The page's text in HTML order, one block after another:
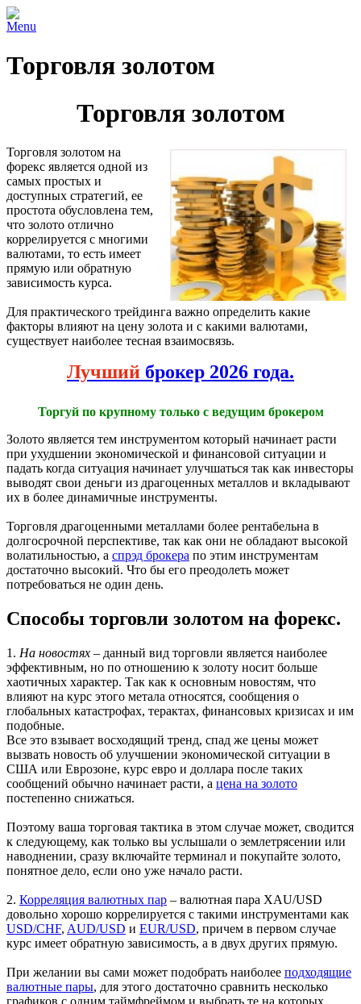
Menu
Торговля золотом
Торговля золотом
Торговля золотом на
форекс является одной из
самых простых и
доступных стратегий, ее
простота обусловлена тем,
что золото отлично
коррелируется с многими
валютами, то есть имеет
прямую или обратную
зависимость курса.
Для практического трейдинга важно определить какие
факторы влияют на цену золота и с какими валютами,
существует наиболее тесная взаимосвязь.
Лучший брокер 2026 года.
Торгуй по крупному только с ведущим брокером
Золото является тем инструментом который начинает расти
при ухудшении экономической и финансовой ситуации и
падать когда ситуация начинает улучшаться так как инвесторы
выводят свои деньги из драгоценных металлов и вкладывают
их в более динамичные инструменты.
Торговля драгоценными металлами более рентабельна в
долгосрочной перспективе, так как они не обладают высокой
волатильностью, а спрэд брокера по этим инструментам
достаточно высокий. Что бы его преодолеть может
потребоваться не один день.
Способы торговли золотом на форекс.
1. На новостях – данный вид торговли является наиболее
эффективным, но по отношению к золоту носит больше
хаотичных характер. Так как к основным новостям, что
влияют на курс этого метала относятся, сообщения о
глобальных катастрофах, терактах, финансовых кризисах и им
подобные.
Все это взывает восходящий тренд, спад же цены может
вызвать новость об улучшении экономической ситуации в
США или Еврозоне, курс евро и доллара после таких
сообщений обычно начинает расти, а цена на золото
постепенно снижаться.
Поэтому ваша торговая тактика в этом случае может, сводится
к следующему, как только вы услышали о землетрясении или
наводнении, сразу включайте терминал и покупайте золото,
понятное дело, если оно уже начало расти.
2. Корреляция валютных пар – валютная пара XAU/USD
довольно хорошо коррелируется с такими инструментами как
USD/CHF, AUD/USD и EUR/USD, причем в первом случае
курс имеет обратную зависимость, а в двух других прямую.
При желании вы сами может подобрать наиболее подходящие
валютные пары, для этого достаточно сравнить несколько